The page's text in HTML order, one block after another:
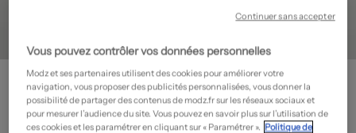
HOGAN
Derbies - Bout rond- Outlet
170,00€
Vous pouvez contrôler vos données personnelles
Modz et ses partenaires utilisent des cookies pour améliorer votre
navigation, vous proposer des publicités personnalisées, vous donner la
possibilité de partager des contenus de modz.fr sur les réseaux sociaux et
pour mesurer l’audience du site. Vous pouvez en savoir plus sur l’utilisation de
ces cookies et les paramétrer en cliquant sur « Paramétrer ». Politique de
Continuer sans accepter